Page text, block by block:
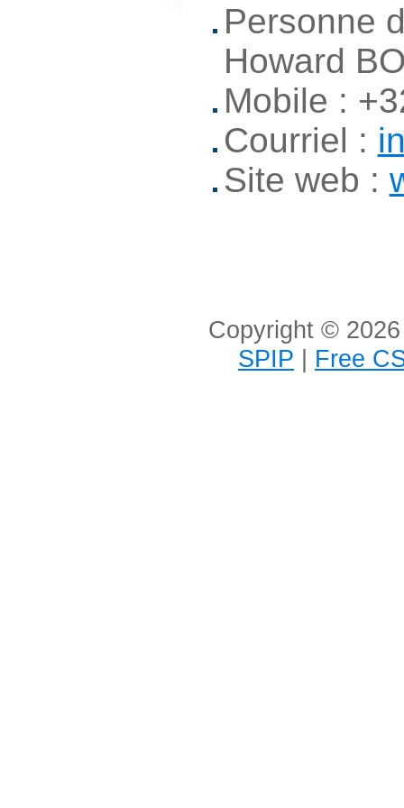
Personne
Howard
Mobile :
Courriel :
Site web :
Copyright ©
SPIP | Free